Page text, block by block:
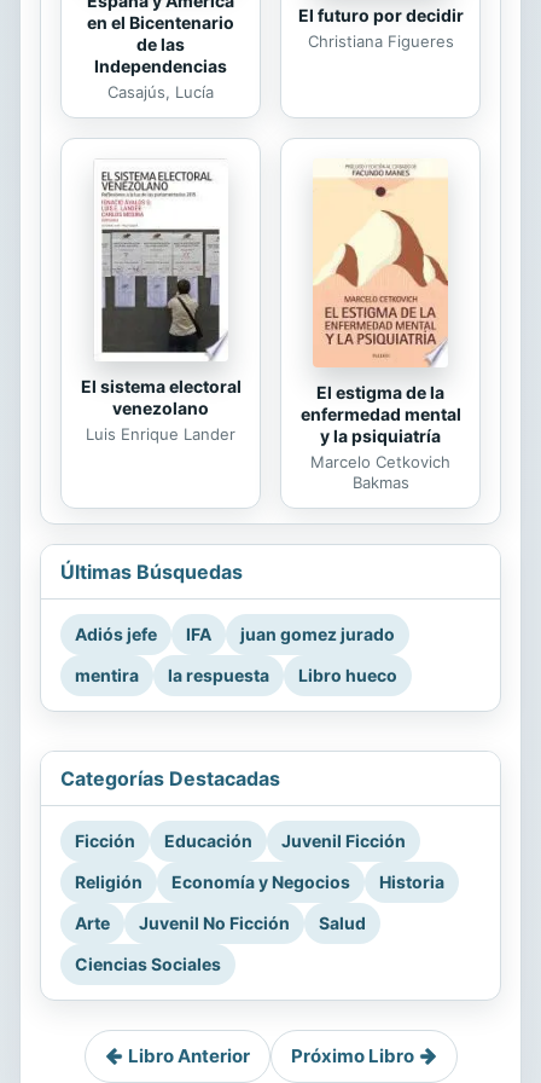
en el Bicentenario
de las
Independencias
Casajús, Lucía
El futuro por decidir
Christiana Figueres
El sistema electoral
venezolano
Luis Enrique Lander
El estigma de la
enfermedad mental
y la psiquiatría
Marcelo Cetkovich
Bakmas
Últimas Búsquedas
Adiós jefe IFA
juan gomez jurado
mentira
la respuesta Libro hueco
Categorías Destacadas
Ficción Educación
Juvenil Ficción
Religión
Economía y Negocios
Historia
Arte
Juvenil No Ficción
Salud
Ciencias Sociales
Libro Anterior Próximo Libro